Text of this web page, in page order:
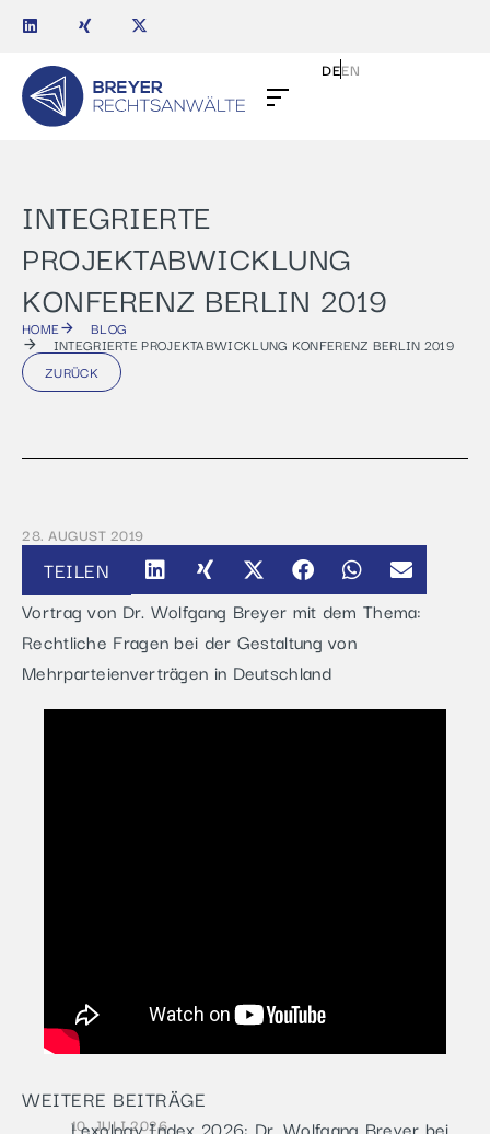
DEEN
INTEGRIERTE
PROJEKTABWICKLUNG
KONFERENZ BERLIN 2019
HOME BLOG
INTEGRIERTE PROJEKTABWICKLUNG KONFERENZ BERLIN 2019
ZURÜCK
28. AUGUST 2019
TEILEN
Vortrag von Dr. Wolfgang Breyer mit dem Thema:
Rechtliche Fragen bei der Gestaltung von
Mehrparteienverträgen in Deutschland
WEITERE BEITRÄGE
10. JULI 2026